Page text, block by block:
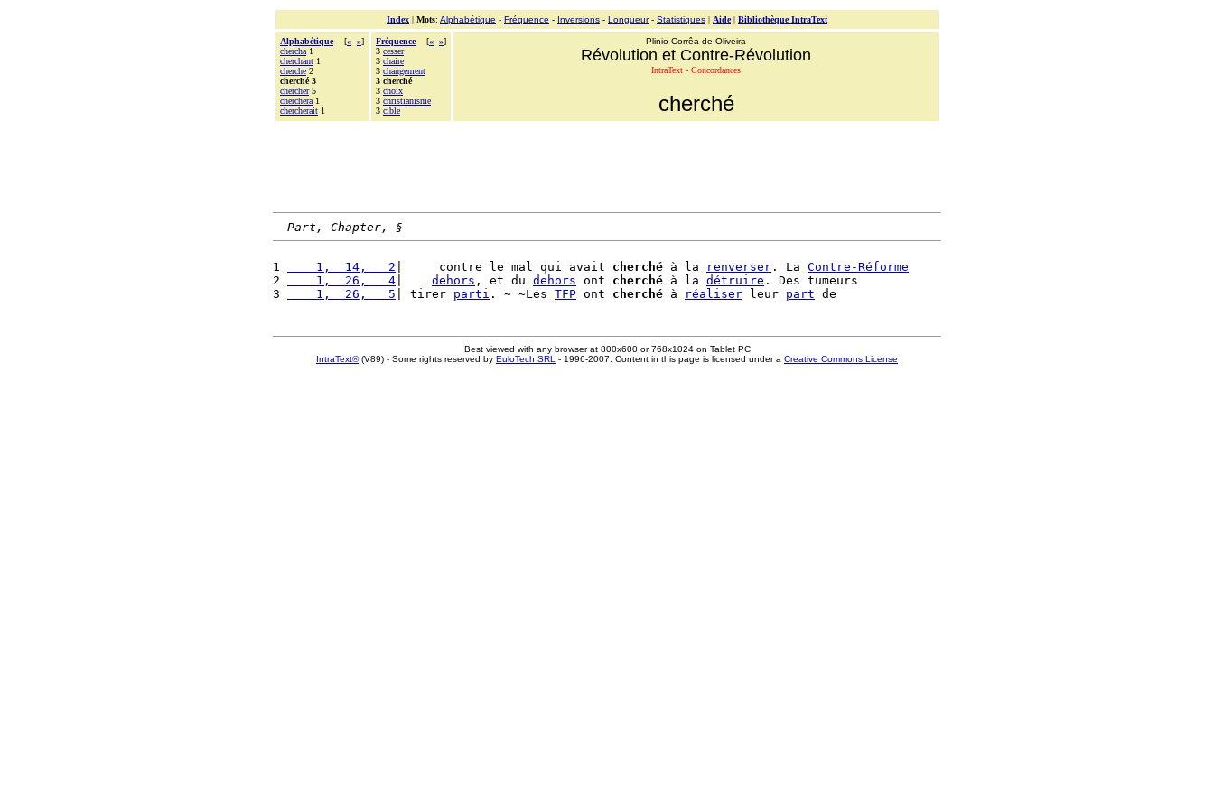
Index | Mots: Alphabétique - Fréquence - Inversions - Longueur- Statistiques | Aide| Bibliothèque IntraText
Alphabétique [« »]
chercha 1
cherchant 1
cherche 2
cherché 3
chercher5
cherchera 1
chercherait 1
Fréquence [« »]
3 cesser
3 chaire
3 changement
3 cherché
3 choix
3 christianisme
3 cible
Plinio Corrêa de Oliveira
Révolution et Contre-Révolution
IntraText - Concordances
cherché
Part, Chapter, §
1
    1,  14,   2
|     contre le mal qui avait cherché à la renverser . La Contre-Réforme
2
    1,  26,   4
dehors , et du dehors ont cherché à la détruire . Des tumeurs
3
    1,  26,   5
| tirer parti . ~ ~Les TFP ont cherché à réaliser leur part
Best viewed with any browser at 800x600 or 768x1024 on Tablet PC
IntraText®(V89) - Some rights reserved by EuloTech SRL - 1996-2007. Content in this page is licensed under a Creative Commons License